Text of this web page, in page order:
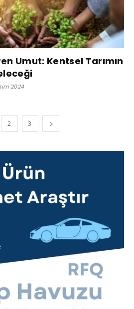
Umut: Kentsel Tarımın
2024
2 3